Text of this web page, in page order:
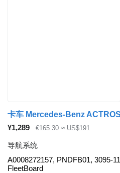
¥1,289 €165.30 ≈ US$191
导航系统
A0008272157, PNDFB01, 3095-
FleetBoard